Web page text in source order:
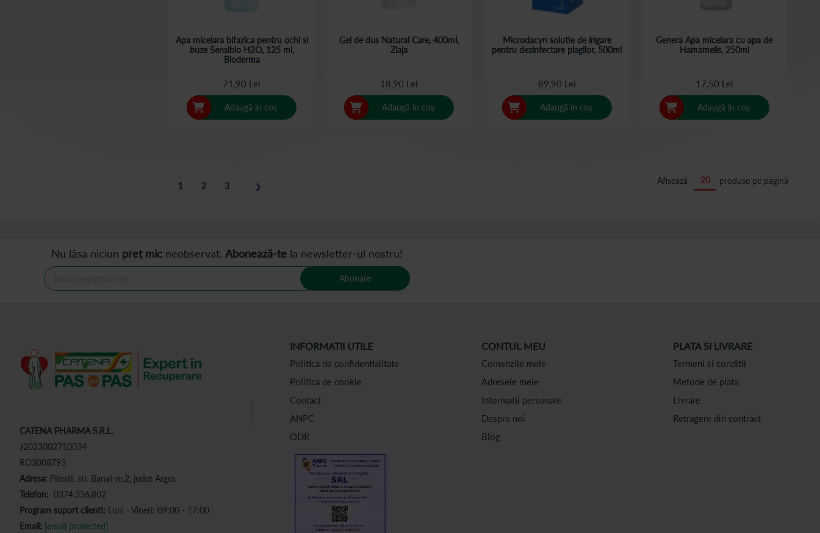
Apa micelara bifazica pentru ochi si
buze Sensibio H2O, 125 ml,
Bioderma
71,90 Lei
Adaugă în coș
Gel de dus Natural Care, 400ml,
Ziaja
18,90 Lei
Adaugă în coș
Microdacyn solutie de irigare
pentru dezinfectare plagilor, 500ml
89,90 Lei
Adaugă în coș
Genera Apa micelara cu apa de
Hamamelis, 250ml
17,50 Lei
Adaugă în coș
Pagina
în acest moment cititi pagina
1 Pagina
2 Pagina
3 ❯
Afișează produse pe pagină
Nu lăsa niciun preț mic neobservat. Abonează-te la newsletter-ul nostru!
Abonare
CATENA PHARMA S.R.L.
J2023002710034
RO3008793
Adresa: Pitesti, str. Banat nr.2, judet Arges
Telefon: 0374.336.802
Program suport clienti: Luni - Vineri: 09:00 - 17:00
Email: [email protected]
INFORMATII UTILE
Politica de confidentialitate
Politica de cookie
Contact
ANPC
ODR
CONTUL MEU
Comenzile mele
Adresele mele
Informatii personale
Despre noi
Blog
PLATA SI LIVRARE
Termeni si conditii
Metode de plata
Livrare
Retragere din contract